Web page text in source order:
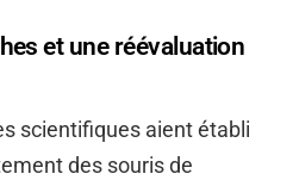
et une réévaluation
scientifiques aient établi
des souris de